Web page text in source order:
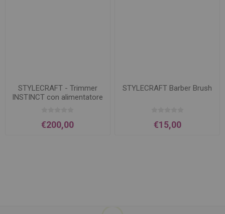
STYLECRAFT - Trimmer
INSTINCT con alimentatore
€200,00
STYLECRAFT Barber Brush
€15,00